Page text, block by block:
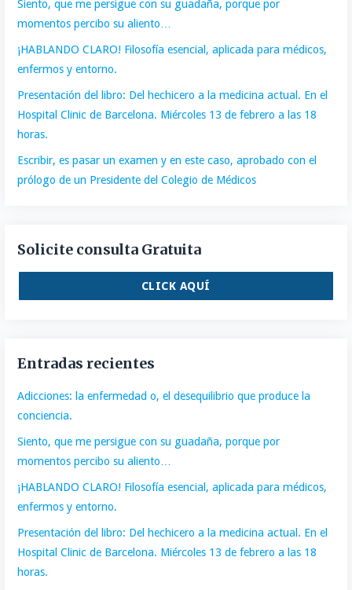
Siento, que me persigue con su guadaña, porque por
momentos percibo su aliento…
¡HABLANDO CLARO! Filosofía esencial, aplicada para médicos,
enfermos y entorno.
Presentación del libro: Del hechicero a la medicina actual. En el
Hospital Clinic de Barcelona. Miércoles 13 de febrero a las 18
horas.
Escribir, es pasar un examen y en este caso, aprobado con el
prólogo de un Presidente del Colegio de Médicos
Solicite consulta Gratuita
CLICK AQUÍ
Entradas recientes
Adicciones: la enfermedad o, el desequilibrio que produce la
conciencia.
Siento, que me persigue con su guadaña, porque por
momentos percibo su aliento…
¡HABLANDO CLARO! Filosofía esencial, aplicada para médicos,
enfermos y entorno.
Presentación del libro: Del hechicero a la medicina actual. En el
Hospital Clinic de Barcelona. Miércoles 13 de febrero a las 18
horas.